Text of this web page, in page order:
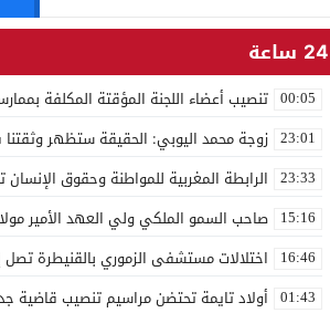
24 ساعة
00:05 تنصيب أعضاء اللجنة المؤقتة المكلفة
23:01 زوجة محمد اليوبي: الحقيقة ستظهر وثقتنا
23:33 الرابطة المغربية للمواطنة وحقوق
15:16 صاحب السمو الملكي ولي العهد الأمير
16:46 اختلالات مستشفى الزموري بالقنيطرة
01:43 أولاد تايمة تحتضن مراسيم تنصيب قاضية